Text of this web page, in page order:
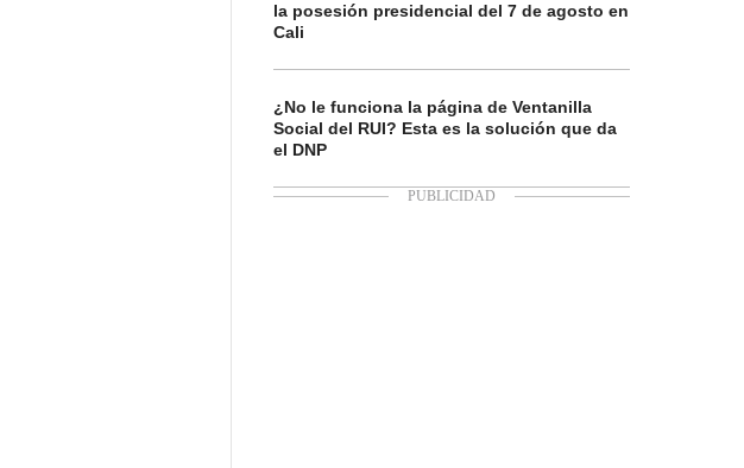
la posesión presidencial del 7 de agosto en
Cali
¿No le funciona la página de Ventanilla
Social del RUI? Esta es la solución que da
el DNP